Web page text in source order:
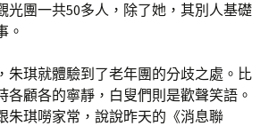
光團一共50多人，除了她，其別人基礎
。
朱琪就體驗到了老年團的分歧之處。比
各顧各的寧靜，白叟們則是歡聲笑語。
朱琪嘮家常，說說昨天的《消息聯